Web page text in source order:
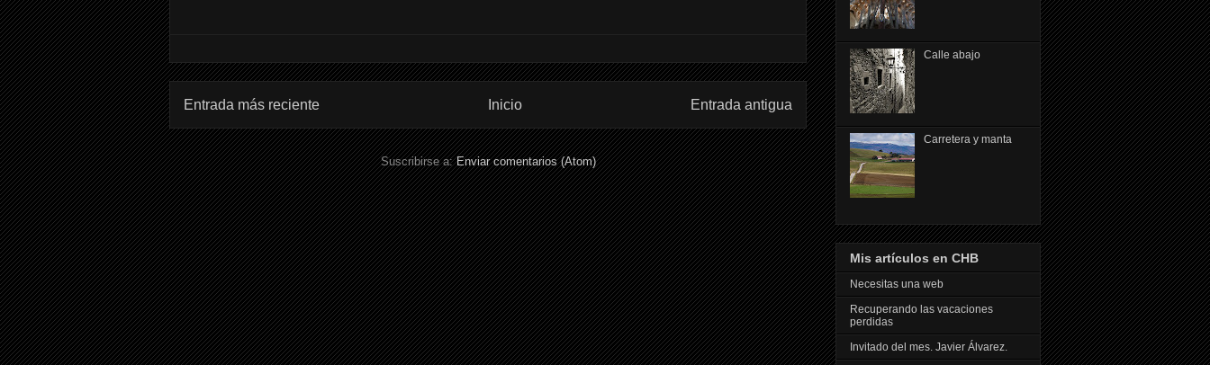
Entrada más reciente Entrada antigua
Inicio
Suscribirse a:Enviar comentarios (Atom)
Calle abajo
Carretera y manta
Mis artículos en CHB
Necesitas una web
Recuperando las vacaciones
perdidas
Invitado del mes. Javier Álvarez.